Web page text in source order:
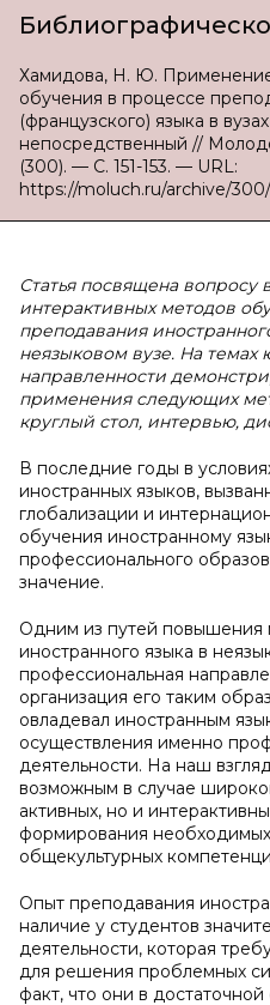
Хамидова, Н. Ю.
обучения в процессе
(французского) языка в
непосредственный //
(300). — С. 151-153. — URL:
https://moluch.ru/archive/300/
Статья посвящена
интерактивных методов
преподавания
неязыковом вузе. На темах
направленности
применения следующих
круглый стол, интервью,
В последние годы в
иностранных языков,
глобализации и
обучения иностранному
профессионального
значение.
Одним из путей повышения
иностранного языка в
профессиональная
организация его таким
овладевал иностранным
осуществления именно
деятельности. На наш
возможным в случае
активных, но и
формирования
общекультурных
Опыт преподавания
наличие у студентов
деятельности, которая
для решения проблемных
факт, что они в